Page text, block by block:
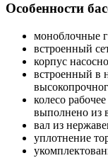
Особенности
моноблочные
встроенный
корпус
встроенный в
колесо
выполнено из
вал из
уплотнение